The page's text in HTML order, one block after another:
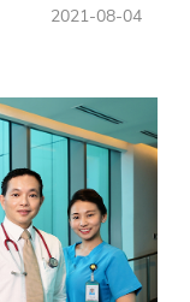
2021-08-04